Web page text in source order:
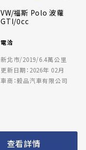
VW/福斯 Polo 波蘿
GTI/0cc
電洽
新北市/2019/6.4萬公里
更新日期：2026年 02月
車商：毅品汽車有限公司
查看詳情